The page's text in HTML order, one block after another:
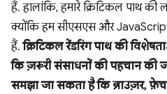
हैं. हालांकि, हमारे क्रिटिकल पाथ की
क्योंकि हम सीएसएस और
हैं.क्रिटिकल रेंडरिंग पाथ की
कि ज़रूरी संसाधनों की पहचान की
समझा जा सकता है कि ब्राउज़र,